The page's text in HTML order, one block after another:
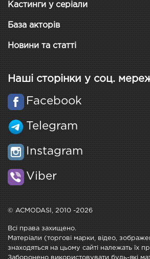
Кастинги у серіали
База акторів
Новини та статті
Наші сторінки у соц.
Facebook
Telegram
Instagram
Viber
© ACMODASI, 2010 -2026
Всі права захищено.
Матеріали (торгові марки, відео,
знаходяться на цьому сайті належать їх
Заборонено використовувати будь-які